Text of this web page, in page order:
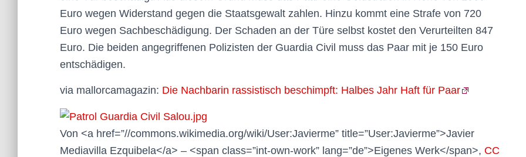
Euro wegen Widerstand gegen die Staatsgewalt zahlen. Hinzu kommt eine Strafe von 720
Euro wegen Sachbeschädigung. Der Schaden an der Türe selbst kostet den Verurteilten 847
Euro. Die beiden angegriffenen Polizisten der Guardia Civil muss das Paar mit je 150 Euro
entschädigen.
via mallorcamagazin: Die Nachbarin rassistisch beschimpft: Halbes Jahr Haft für Paar
Von <a href=”//commons.wikimedia.org/wiki/User:Javierme” title=”User:Javierme”>Javier
Mediavilla Ezquibela</a> – <span class=”int-own-work” lang=”de”>Eigenes Werk</span>, CC